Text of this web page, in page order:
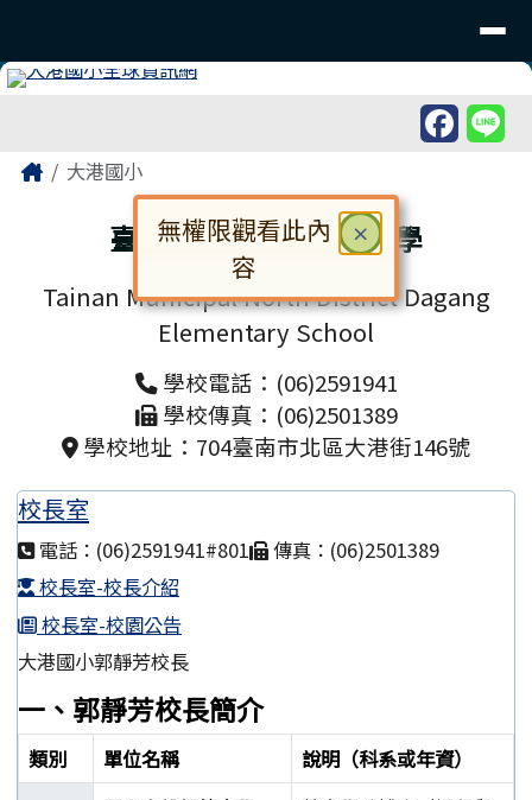
主內容區域
Home大港國小
臺南市北區大港國民小學
Tainan Municipal North District Dagang
Elementary School
學校電話：(06)2591941
學校傳真：(06)2501389
學校地址：704臺南市北區大港街146號
校長室
電話：(06)2591941#801
傳真：(06)2501389
校長室-校長介紹
校長室-校園公告
大港國小郭靜芳校長
一、郭靜芳校長簡介
類別 單位名稱 說明（科系或年資）
頁尾區域
× 關閉
無權限觀看此內
容
對話框已開啟。請使用 Tab 鍵在